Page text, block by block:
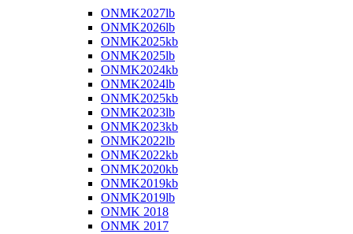
ONMK2027lb
ONMK2026lb
ONMK2025kb
ONMK2025lb
ONMK2024kb
ONMK2024lb
ONMK2025kb
ONMK2023lb
ONMK2023kb
ONMK2022lb
ONMK2022kb
ONMK2020kb
ONMK2019kb
ONMK2019lb
ONMK 2018
ONMK 2017